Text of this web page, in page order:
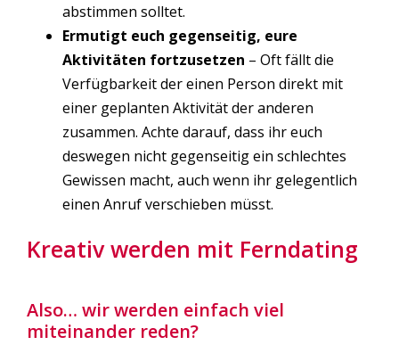
abstimmen solltet.
Ermutigt euch gegenseitig, eure
Aktivitäten fortzusetzen – Oft fällt die
Verfügbarkeit der einen Person direkt mit
einer geplanten Aktivität der anderen
zusammen. Achte darauf, dass ihr euch
deswegen nicht gegenseitig ein schlechtes
Gewissen macht, auch wenn ihr gelegentlich
einen Anruf verschieben müsst.
Kreativ werden mit Ferndating
Also… wir werden einfach viel
miteinander reden?